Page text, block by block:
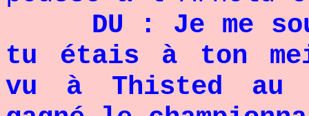
DU : Je me
tu étais à ton
vu à Thisted au